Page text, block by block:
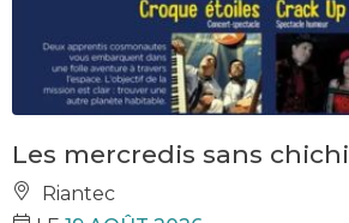
Les mercredis sans chichi
Riantec